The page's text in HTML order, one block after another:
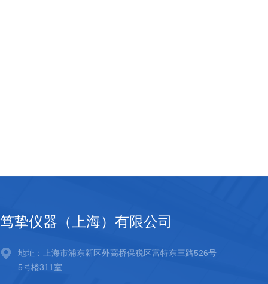
笃挚仪器（上海）有限公司
地址：上海市浦东新区外高桥保税区富特东三路526号
5号楼311室